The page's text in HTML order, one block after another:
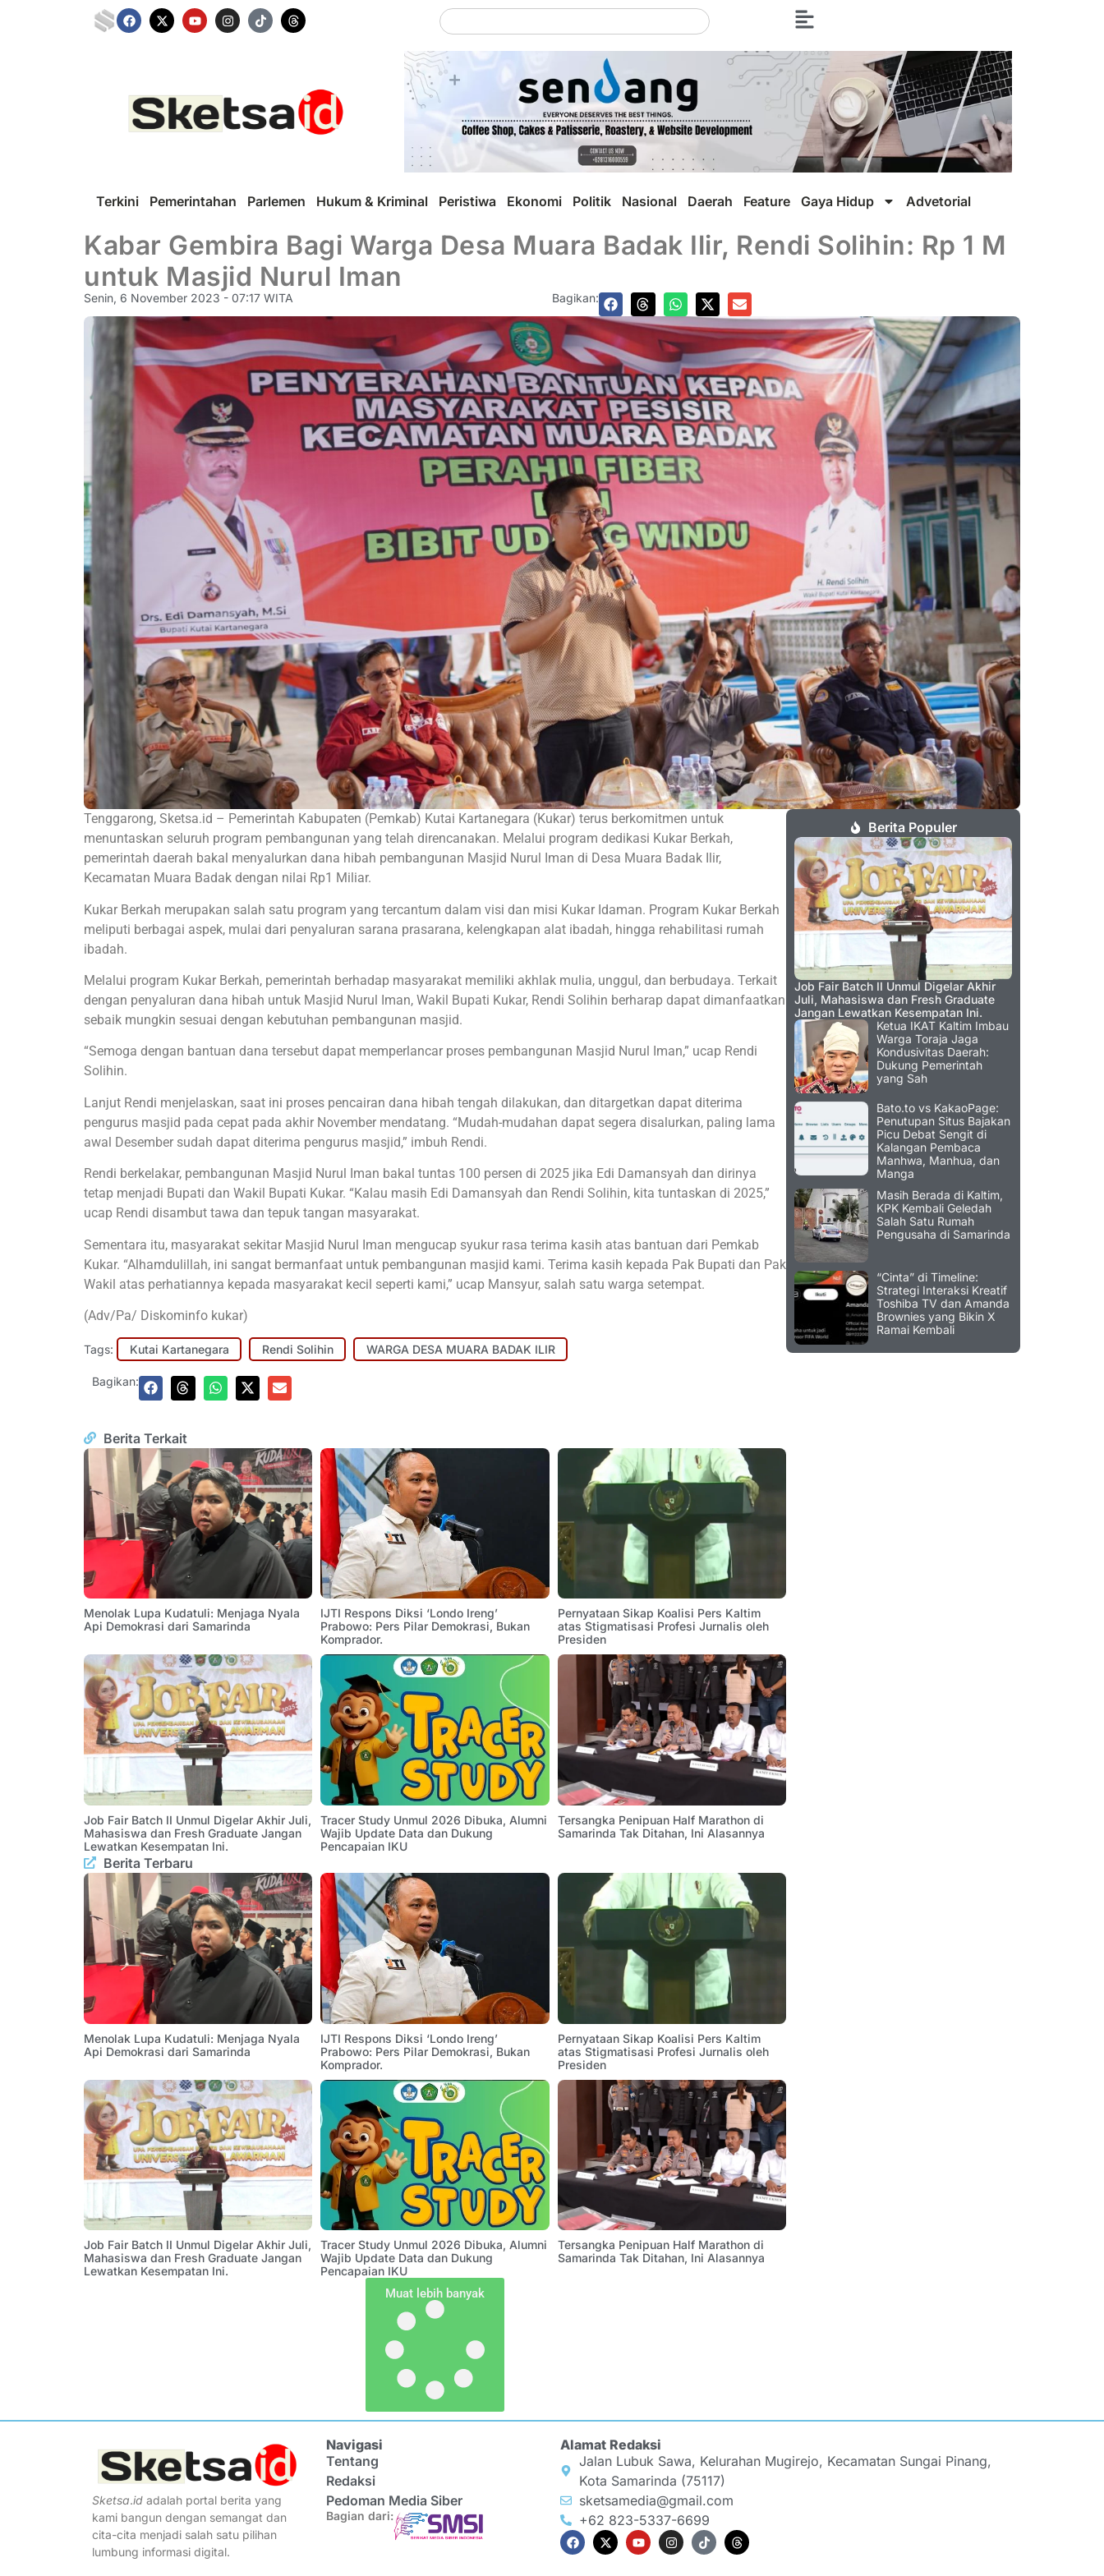
Terkini Pemerintahan Parlemen Hukum & Kriminal Peristiwa Ekonomi Politik Nasional Daerah Feature Gaya Hidup Advetorial
Kabar Gembira Bagi Warga Desa Muara Badak Ilir, Rendi Solihin: Rp 1 M
untuk Masjid Nurul Iman
Senin, 6 November 2023 - 07:17 WITA Bagikan:
Tenggarong, Sketsa.id – Pemerintah Kabupaten (Pemkab) Kutai Kartanegara (Kukar) terus berkomitmen untuk
menuntaskan seluruh program pembangunan yang telah direncanakan. Melalui program dedikasi Kukar Berkah,
pemerintah daerah bakal menyalurkan dana hibah pembangunan Masjid Nurul Iman di Desa Muara Badak Ilir,
Kecamatan Muara Badak dengan nilai Rp1 Miliar.
Kukar Berkah merupakan salah satu program yang tercantum dalam visi dan misi Kukar Idaman. Program Kukar Berkah
meliputi berbagai aspek, mulai dari penyaluran sarana prasarana, kelengkapan alat ibadah, hingga rehabilitasi rumah
ibadah.
Melalui program Kukar Berkah, pemerintah berhadap masyarakat memiliki akhlak mulia, unggul, dan berbudaya. Terkait
dengan penyaluran dana hibah untuk Masjid Nurul Iman, Wakil Bupati Kukar, Rendi Solihin berharap dapat dimanfaatkan
sebaik mungkin sesuai dengan kebutuhan pembangunan masjid.
“Semoga dengan bantuan dana tersebut dapat memperlancar proses pembangunan Masjid Nurul Iman,” ucap Rendi
Solihin.
Lanjut Rendi menjelaskan, saat ini proses pencairan dana hibah tengah dilakukan, dan ditargetkan dapat diterima
pengurus masjid pada cepat pada akhir November mendatang. “Mudah-mudahan dapat segera disalurkan, paling lama
awal Desember sudah dapat diterima pengurus masjid,” imbuh Rendi.
Rendi berkelakar, pembangunan Masjid Nurul Iman bakal tuntas 100 persen di 2025 jika Edi Damansyah dan dirinya
tetap menjadi Bupati dan Wakil Bupati Kukar. “Kalau masih Edi Damansyah dan Rendi Solihin, kita tuntaskan di 2025,”
ucap Rendi disambut tawa dan tepuk tangan masyarakat.
Sementara itu, masyarakat sekitar Masjid Nurul Iman mengucap syukur rasa terima kasih atas bantuan dari Pemkab
Kukar. “Alhamdulillah, ini sangat bermanfaat untuk pembangunan masjid kami. Terima kasih kepada Pak Bupati dan Pak
Wakil atas perhatiannya kepada masyarakat kecil seperti kami,” ucap Mansyur, salah satu warga setempat.
(Adv/Pa/ Diskominfo kukar)
Tags: Kutai Kartanegara Rendi Solihin WARGA DESA MUARA BADAK ILIR
Bagikan:
Berita Terkait
Menolak Lupa Kudatuli: Menjaga Nyala
Api Demokrasi dari Samarinda
IJTI Respons Diksi ‘Londo Ireng’
Prabowo: Pers Pilar Demokrasi, Bukan
Komprador.
Pernyataan Sikap Koalisi Pers Kaltim
atas Stigmatisasi Profesi Jurnalis oleh
Presiden
Job Fair Batch II Unmul Digelar Akhir Juli,
Mahasiswa dan Fresh Graduate Jangan
Lewatkan Kesempatan Ini.
Tracer Study Unmul 2026 Dibuka, Alumni
Wajib Update Data dan Dukung
Pencapaian IKU
Tersangka Penipuan Half Marathon di
Samarinda Tak Ditahan, Ini Alasannya
Berita Terbaru
Menolak Lupa Kudatuli: Menjaga Nyala
Api Demokrasi dari Samarinda
IJTI Respons Diksi ‘Londo Ireng’
Prabowo: Pers Pilar Demokrasi, Bukan
Komprador.
Pernyataan Sikap Koalisi Pers Kaltim
atas Stigmatisasi Profesi Jurnalis oleh
Presiden
Job Fair Batch II Unmul Digelar Akhir Juli,
Mahasiswa dan Fresh Graduate Jangan
Lewatkan Kesempatan Ini.
Tracer Study Unmul 2026 Dibuka, Alumni
Wajib Update Data dan Dukung
Pencapaian IKU
Tersangka Penipuan Half Marathon di
Samarinda Tak Ditahan, Ini Alasannya
Muat lebih banyak
Berita Populer
Job Fair Batch II Unmul Digelar Akhir
Juli, Mahasiswa dan Fresh Graduate
Jangan Lewatkan Kesempatan Ini.
Ketua IKAT Kaltim Imbau
Warga Toraja Jaga
Kondusivitas Daerah:
Dukung Pemerintah
yang Sah
Bato.to vs KakaoPage:
Penutupan Situs Bajakan
Picu Debat Sengit di
Kalangan Pembaca
Manhwa, Manhua, dan
Manga
Masih Berada di Kaltim,
KPK Kembali Geledah
Salah Satu Rumah
Pengusaha di Samarinda
“Cinta” di Timeline:
Strategi Interaksi Kreatif
Toshiba TV dan Amanda
Brownies yang Bikin X
Ramai Kembali
Sketsa.id adalah portal berita yang
kami bangun dengan semangat dan
cita-cita menjadi salah satu pilihan
lumbung informasi digital.
Navigasi
Tentang
Redaksi
Pedoman Media Siber
Bagian dari:
Alamat Redaksi
Jalan Lubuk Sawa, Kelurahan Mugirejo, Kecamatan Sungai Pinang,
Kota Samarinda (75117)
sketsamedia@gmail.com
+62 823-5337-6699